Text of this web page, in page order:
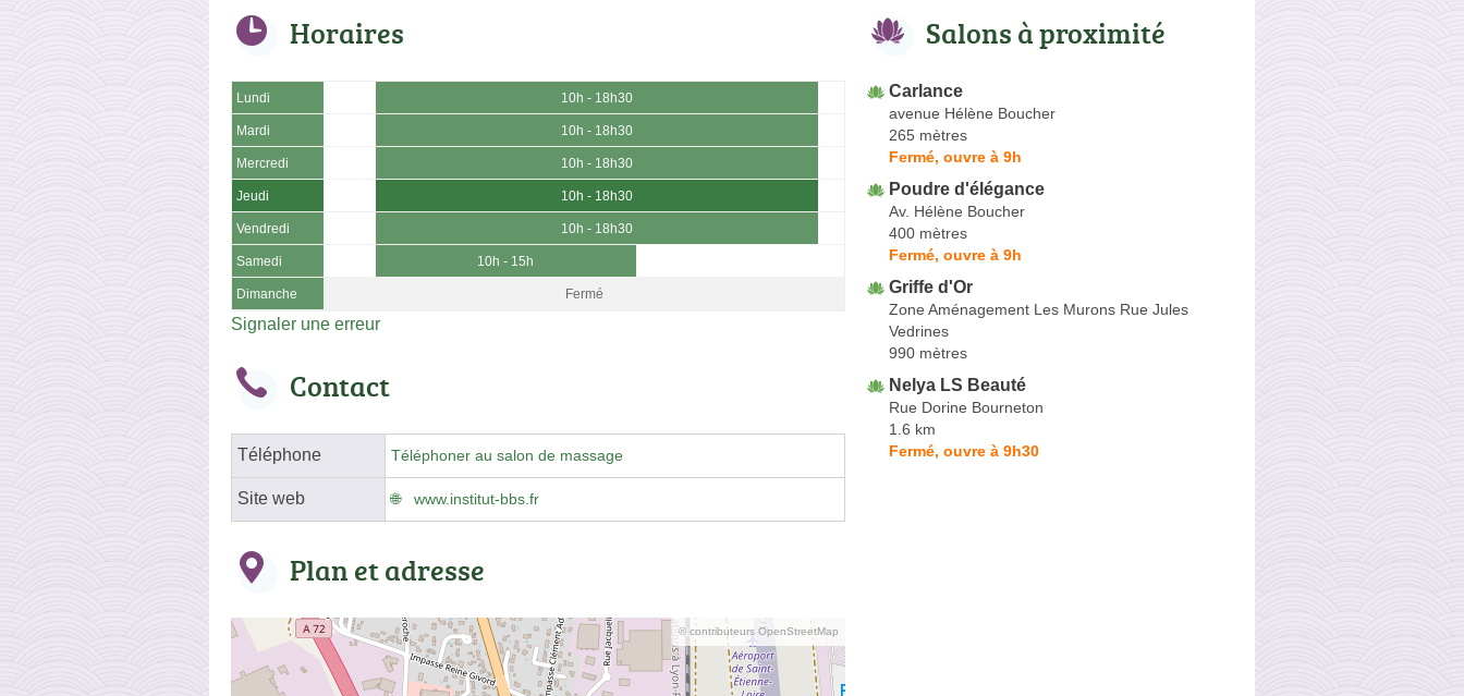
Horaires
Lundi 10h - 18h30
Mardi 10h - 18h30
Mercredi 10h - 18h30
Jeudi 10h - 18h30
Vendredi 10h - 18h30
Samedi 10h - 15h
Dimanche Fermé
Signaler une erreur
Contact
Téléphone Téléphoner au salon de massage
Site web www.institut-bbs.fr
Plan et adresse
© contributeurs OpenStreetMap
Salons à proximité
Carlance
avenue Hélène Boucher
265 mètres
Fermé, ouvre à 9h
Poudre d'élégance
Av. Hélène Boucher
400 mètres
Fermé, ouvre à 9h
Griffe d'Or
Zone Aménagement Les Murons Rue Jules
Vedrines
990 mètres
Nelya LS Beauté
Rue Dorine Bourneton
1.6 km
Fermé, ouvre à 9h30